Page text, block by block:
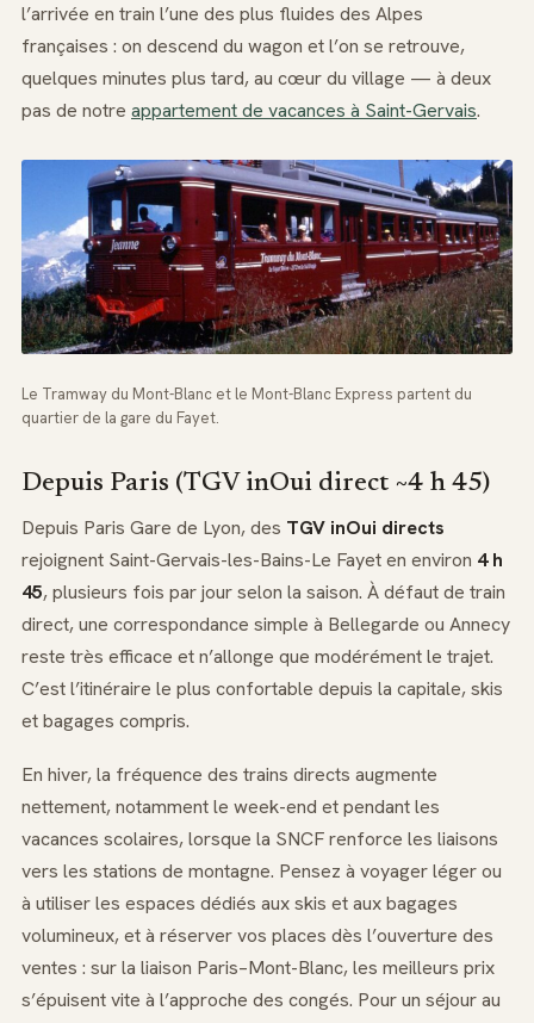
l’arrivée en train l’une des plus fluides des Alpes
françaises : on descend du wagon et l’on se retrouve,
quelques minutes plus tard, au cœur du village — à deux
pas de notre appartement de vacances à Saint-Gervais.
Le Tramway du Mont-Blanc et le Mont-Blanc Express partent du
quartier de la gare du Fayet.
Depuis Paris (TGV inOui direct ~4 h 45)
Depuis Paris Gare de Lyon, des TGV inOui directs
rejoignent Saint-Gervais-les-Bains-Le Fayet en environ 4 h
45, plusieurs fois par jour selon la saison. À défaut de train
direct, une correspondance simple à Bellegarde ou Annecy
reste très efficace et n’allonge que modérément le trajet.
C’est l’itinéraire le plus confortable depuis la capitale, skis
et bagages compris.
En hiver, la fréquence des trains directs augmente
nettement, notamment le week-end et pendant les
vacances scolaires, lorsque la SNCF renforce les liaisons
vers les stations de montagne. Pensez à voyager léger ou
à utiliser les espaces dédiés aux skis et aux bagages
volumineux, et à réserver vos places dès l’ouverture des
ventes : sur la liaison Paris–Mont-Blanc, les meilleurs prix
s’épuisent vite à l’approche des congés. Pour un séjour au